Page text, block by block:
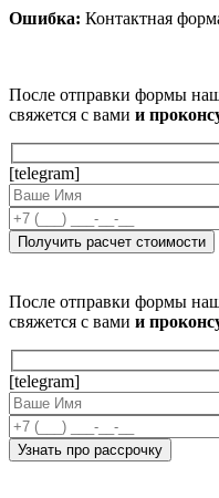
Ошибка: Контактная
После отправки формы
свяжется с вами и
[telegram]
После отправки формы
свяжется с вами и
[telegram]